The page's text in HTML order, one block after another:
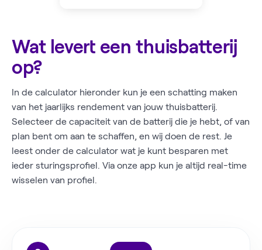
Wat levert een thuisbatterij
op?
In de calculator hieronder kun je een schatting maken
van het jaarlijks rendement van jouw thuisbatterij.
Selecteer de capaciteit van de batterij die je hebt, of van
plan bent om aan te schaffen, en wij doen de rest. Je
leest onder de calculator wat je kunt besparen met
ieder sturingsprofiel. Via onze app kun je altijd real-time
wisselen van profiel.